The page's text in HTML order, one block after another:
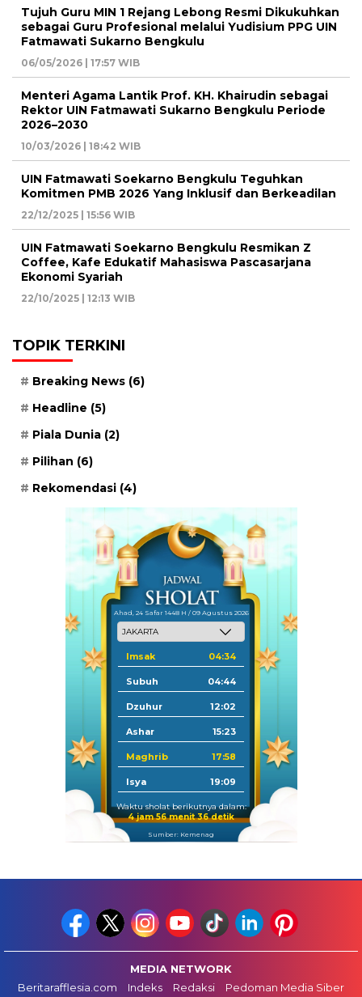
Tujuh Guru MIN 1 Rejang Lebong Resmi Dikukuhkan
sebagai Guru Profesional melalui Yudisium PPG UIN
Fatmawati Sukarno Bengkulu
06/05/2026 | 17:57 WIB
Menteri Agama Lantik Prof. KH. Khairudin sebagai
Rektor UIN Fatmawati Sukarno Bengkulu Periode
2026–2030
10/03/2026 | 18:42 WIB
UIN Fatmawati Soekarno Bengkulu Teguhkan
Komitmen PMB 2026 Yang Inklusif dan Berkeadilan
22/12/2025 | 15:56 WIB
UIN Fatmawati Soekarno Bengkulu Resmikan Z
Coffee, Kafe Edukatif Mahasiswa Pascasarjana
Ekonomi Syariah
22/10/2025 | 12:13 WIB
TOPIK TERKINI
Breaking News (6)
Headline (5)
Piala Dunia (2)
Pilihan (6)
Rekomendasi (4)
Ahad, 24 Safar 1448 H / 09 Agustus 2026
Imsak 04:34
Subuh 04:44
Dzuhur 12:02
Ashar 15:23
Maghrib 17:58
Isya 19:09
Waktu sholat berikutnya dalam:
4 jam 56 menit 35 detik
Sumber: Kemenag
MEDIA NETWORK
Beritarafflesia.com
Indeks Redaksi Pedoman Media Siber